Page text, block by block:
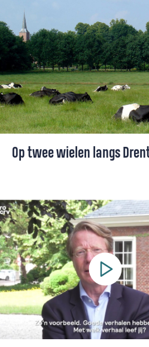
Op twee wielen langs
de tijd heeft stilgestaan.
fietst van Eext via Gieten
door voormalig
oude kerken.